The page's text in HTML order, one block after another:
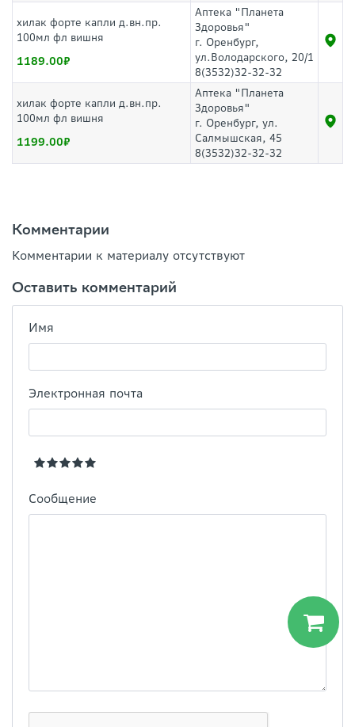
хилак форте капли д.вн.пр.
100мл фл вишня
1189.00
Аптека "Планета
Здоровья"
г. Оренбург,
ул.Володарского, 20/1
8(3532)32-32-32
хилак форте капли д.вн.пр.
100мл фл вишня
1199.00
Аптека "Планета
Здоровья"
г. Оренбург, ул.
Салмышская, 45
8(3532)32-32-32
Комментарии
Комментарии к материалу отсутствуют
Оставить комментарий
Имя
Электронная почта
Сообщение